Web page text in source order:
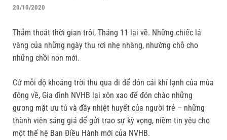
20/10/2020
Thắm thoát thời gian trôi, Tháng 11 lại về. Những chiếc lá
vàng của những ngày thu rơi nhẹ nhàng, nhường chỗ cho
những chồi non mới.
Cứ mỗi độ khoảng trời thu qua đi để đón cái khí lạnh của mùa
đông về, Gia đình NVHB lại xôn xao để đón chào những
gương mặt ưu tú và đầy nhiệt huyết của người trẻ – những
thành viên sáng giá để gửi trao sự kỳ vọng, niềm tin yêu cho
một thế hệ Ban Điều Hành mới của NVHB.